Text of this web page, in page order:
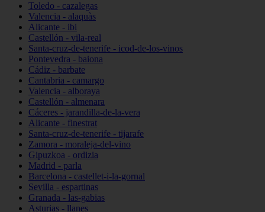
Toledo - cazalegas
Valencia - alaquàs
Alicante - ibi
Castellón - vila-real
Santa-cruz-de-tenerife - icod-de-los-vinos
Pontevedra - baiona
Cádiz - barbate
Cantabria - camargo
Valencia - alboraya
Castellón - almenara
Cáceres - jarandilla-de-la-vera
Alicante - finestrat
Santa-cruz-de-tenerife - tijarafe
Zamora - moraleja-del-vino
Gipuzkoa - ordizia
Madrid - parla
Barcelona - castellet-i-la-gornal
Sevilla - espartinas
Granada - las-gabias
Asturias - llanes